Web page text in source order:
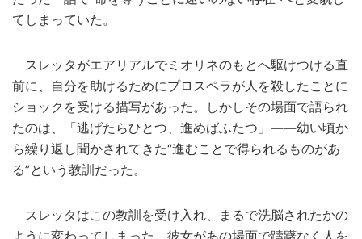
てしまっていた。
スレッタがエアリアルでミオリネのもとへ駆けつける直
前に、自分を助けるためにプロスペラが人を殺したことに
ショックを受ける描写があった。しかしその場面で語られ
たのは、「逃げたらひとつ、進めばふたつ」――幼い頃か
ら繰り返し聞かされてきた“進むことで得られるものがあ
る”という教訓だった。
スレッタはこの教訓を受け入れ、まるで洗脳されたかの
ように変わってしまった。彼女があの場面で躊躇なく人を